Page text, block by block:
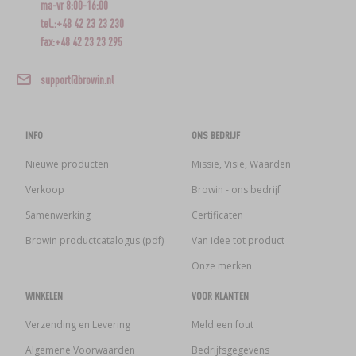
ma-vr 8:00-16:00
tel.:+48 42 23 23 230
fax:+48 42 23 23 295
support@browin.nl
INFO
Nieuwe producten
Verkoop
Samenwerking
Browin productcatalogus (pdf)
ONS BEDRIJF
Missie, Visie, Waarden
Browin - ons bedrijf
Certificaten
Van idee tot product
Onze merken
WINKELEN
Verzending en Levering
Algemene Voorwaarden
VOOR KLANTEN
Meld een fout
Bedrijfsgegevens